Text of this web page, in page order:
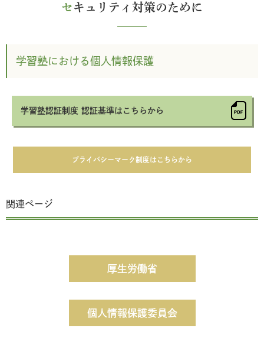
セ キュリティ対策のために
学習塾における個人情報保護
学習塾認証制度 認証基準はこちらから
プライバシーマーク制度はこちらから
関連ページ
厚生労働省
個人情報保護委員会